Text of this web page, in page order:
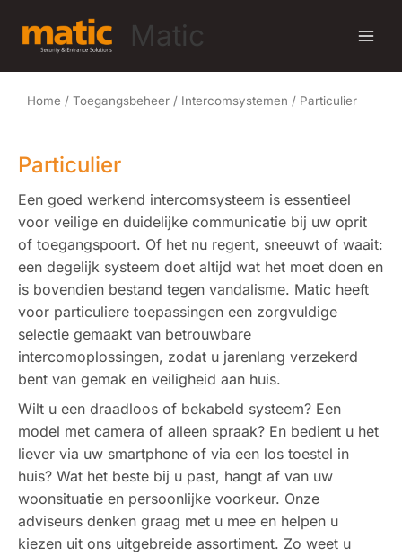
naar
inhoud
Matic
Home / Toegangsbeheer / Intercomsystemen / Particulier
Particulier
Een goed werkend intercomsysteem is essentieel
voor veilige en duidelijke communicatie bij uw oprit
of toegangspoort. Of het nu regent, sneeuwt of waait:
een degelijk systeem doet altijd wat het moet doen en
is bovendien bestand tegen vandalisme. Matic heeft
voor particuliere toepassingen een zorgvuldige
selectie gemaakt van betrouwbare
intercomoplossingen, zodat u jarenlang verzekerd
bent van gemak en veiligheid aan huis.
Wilt u een draadloos of bekabeld systeem? Een
model met camera of alleen spraak? En bedient u het
liever via uw smartphone of via een los toestel in
huis? Wat het beste bij u past, hangt af van uw
woonsituatie en persoonlijke voorkeur. Onze
adviseurs denken graag met u mee en helpen u
kiezen uit ons uitgebreide assortiment. Zo weet u